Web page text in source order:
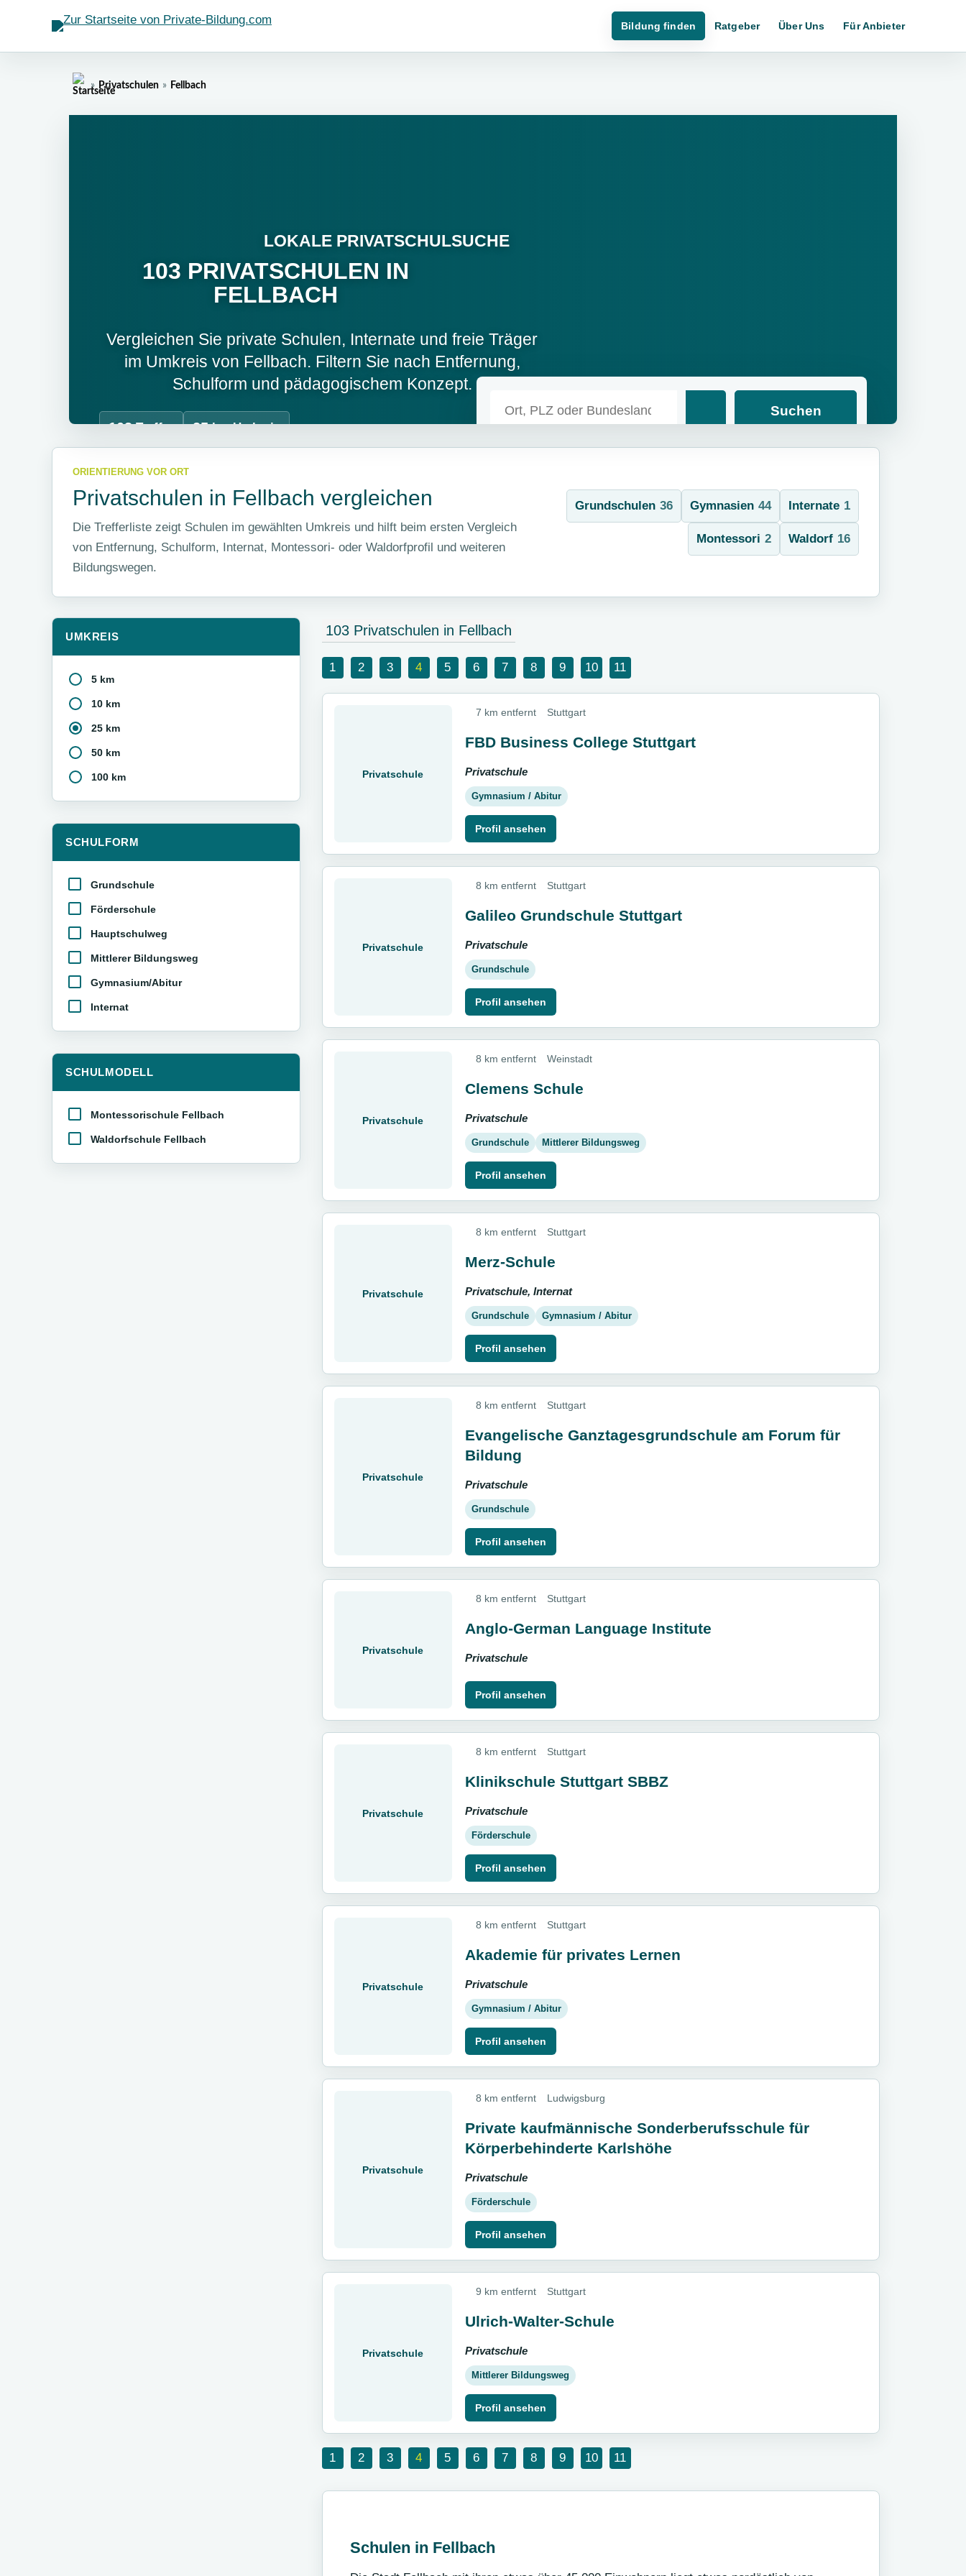
Bildung finden Ratgeber Über Uns Für Anbieter
Home
» Privatschulen » Fellbach
LOKALE PRIVATSCHULSUCHE
103 PRIVATSCHULEN IN
FELLBACH
Vergleichen Sie private Schulen, Internate und freie Träger
im Umkreis von Fellbach. Filtern Sie nach Entfernung,
Schulform und pädagogischem Konzept.
103 Treffer 25 km Umkreis
Privatschule oder Internat suchen
Suchen
ORIENTIERUNG VOR ORT
Privatschulen in Fellbach vergleichen
Die Trefferliste zeigt Schulen im gewählten Umkreis und hilft beim ersten Vergleich
von Entfernung, Schulform, Internat, Montessori- oder Waldorfprofil und weiteren
Bildungswegen.
Grundschulen 36 Gymnasien 44 Internate 1
Montessori 2 Waldorf 16
UMKREIS
5 km
10 km
25 km
50 km
100 km
SCHULFORM
Grundschule
Förderschule
Hauptschulweg
Mittlerer Bildungsweg
Gymnasium/Abitur
Internat
SCHULMODELL
Montessorischule Fellbach
Waldorfschule Fellbach
103 Privatschulen in Fellbach
1 2 3 4 5 6 7 8 9 10 11
Privatschule
7 km entfernt Stuttgart
FBD Business College Stuttgart
Privatschule
Gymnasium / Abitur
Profil ansehen
Privatschule
8 km entfernt Stuttgart
Galileo Grundschule Stuttgart
Privatschule
Grundschule
Profil ansehen
Privatschule
8 km entfernt Weinstadt
Clemens Schule
Privatschule
Grundschule Mittlerer Bildungsweg
Profil ansehen
Privatschule
8 km entfernt Stuttgart
Merz-Schule
Privatschule, Internat
Grundschule Gymnasium / Abitur
Profil ansehen
Privatschule
8 km entfernt Stuttgart
Evangelische Ganztagesgrundschule am Forum für
Bildung
Privatschule
Grundschule
Profil ansehen
Privatschule
8 km entfernt Stuttgart
Anglo-German Language Institute
Privatschule
Profil ansehen
Privatschule
8 km entfernt Stuttgart
Klinikschule Stuttgart SBBZ
Privatschule
Förderschule
Profil ansehen
Privatschule
8 km entfernt Stuttgart
Akademie für privates Lernen
Privatschule
Gymnasium / Abitur
Profil ansehen
Privatschule
8 km entfernt Ludwigsburg
Private kaufmännische Sonderberufsschule für
Körperbehinderte Karlshöhe
Privatschule
Förderschule
Profil ansehen
Privatschule
9 km entfernt Stuttgart
Ulrich-Walter-Schule
Privatschule
Mittlerer Bildungsweg
Profil ansehen
1 2 3 4 5 6 7 8 9 10 11
Schulen in Fellbach